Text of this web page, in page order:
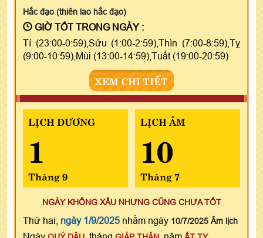
Hắc đạo (thiên lao hắc đạo)
GIỜ TỐT TRONG NGÀY :
Tí (23:00-0:59),Sửu (1:00-2:59),Thìn (7:00-8:59),Tỵ
(9:00-10:59),Mùi (13:00-14:59),Tuất (19:00-20:59)
XEM CHI TIẾT
LỊCH DƯƠNG
1
Tháng 9
LỊCH ÂM
10
Tháng 7
NGÀY KHÔNG XẤU NHƯNG CŨNG CHƯA TỐT
Thứ hai, ngày 1/9/2025 nhằm ngày 10/7/2025 Âm lịch